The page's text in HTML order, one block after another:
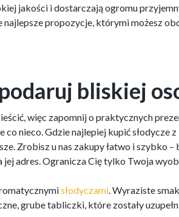
jakości i dostarczają ogromu
propozycje, którymi możesz
bliskiej
więc zapomnij o praktycznych
nieco. Gdzie najlepiej kupić słodycze
Zrobisz u nas zakupy łatwo i szybko –
adres. Ogranicza Cię tylko Twoja
słodyczami. Wyraziste
grube tabliczki, które zostały